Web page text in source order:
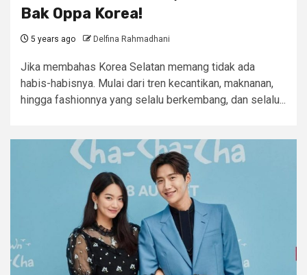
Bak Oppa Korea!
5 years ago Delfina Rahmadhani
Jika membahas Korea Selatan memang tidak ada
habis-habisnya. Mulai dari tren kecantikan, maknanan,
hingga fashionnya yang selalu berkembang, dan selalu...